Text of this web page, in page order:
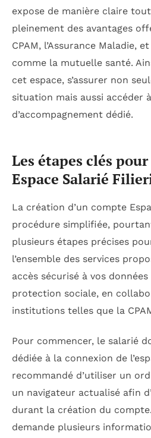
expose de manière claire
pleinement des avantages
CPAM, l’Assurance Maladie,
comme la mutuelle santé.
cet espace, s’assurer non
situation mais aussi accéder
d’accompagnement dédié.
Les étapes clés
Espace Salarié
La création d’un compte
procédure simplifiée,
plusieurs étapes précises
l’ensemble des services
accès sécurisé à vos
protection sociale, en
institutions telles que la
Pour commencer, le salarié
dédiée à la connexion de
recommandé d’utiliser un
un navigateur actualisé afin
durant la création du
demande plusieurs